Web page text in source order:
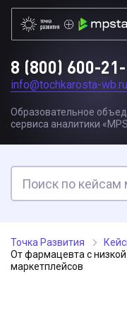
Образовательное
сервиса аналитики
8 (800) 600-
info@tochkarosta-wb.ru
Точка Развития
От фармацевта с
маркетплейсов